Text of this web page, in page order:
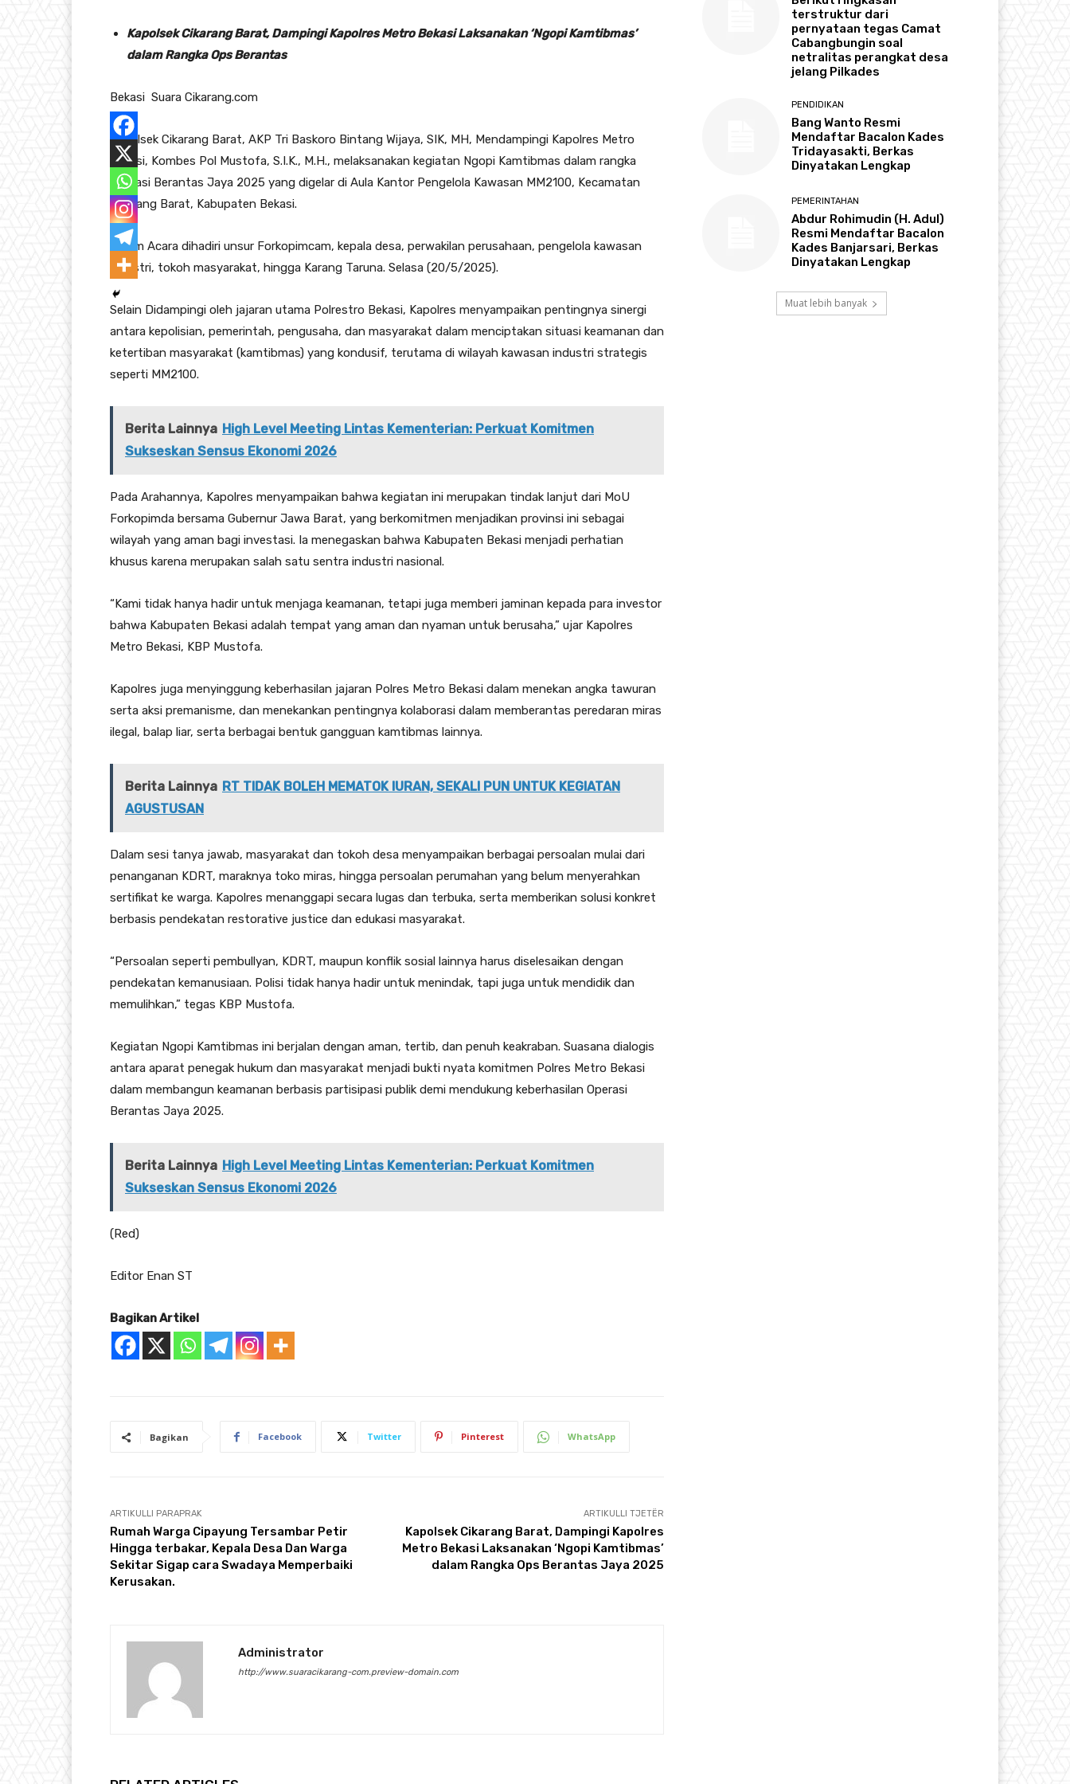
Kapolsek Cikarang Barat, Dampingi Kapolres Metro Bekasi Laksanakan ‘Ngopi Kamtibmas’
dalam Rangka Ops Berantas
Bekasi Suara Cikarang.com
Kapolsek Cikarang Barat, AKP Tri Baskoro Bintang Wijaya, SIK, MH, Mendampingi Kapolres Metro
Bekasi, Kombes Pol Mustofa, S.I.K., M.H., melaksanakan kegiatan Ngopi Kamtibmas dalam rangka
Operasi Berantas Jaya 2025 yang digelar di Aula Kantor Pengelola Kawasan MM2100, Kecamatan
Cikarang Barat, Kabupaten Bekasi.
Dalam Acara dihadiri unsur Forkopimcam, kepala desa, perwakilan perusahaan, pengelola kawasan
industri, tokoh masyarakat, hingga Karang Taruna. Selasa (20/5/2025).
Selain Didampingi oleh jajaran utama Polrestro Bekasi, Kapolres menyampaikan pentingnya sinergi
antara kepolisian, pemerintah, pengusaha, dan masyarakat dalam menciptakan situasi keamanan dan
ketertiban masyarakat (kamtibmas) yang kondusif, terutama di wilayah kawasan industri strategis
seperti MM2100.
Berita Lainnya High Level Meeting Lintas Kementerian: Perkuat Komitmen
Sukseskan Sensus Ekonomi 2026
Pada Arahannya, Kapolres menyampaikan bahwa kegiatan ini merupakan tindak lanjut dari MoU
Forkopimda bersama Gubernur Jawa Barat, yang berkomitmen menjadikan provinsi ini sebagai
wilayah yang aman bagi investasi. Ia menegaskan bahwa Kabupaten Bekasi menjadi perhatian
khusus karena merupakan salah satu sentra industri nasional.
“Kami tidak hanya hadir untuk menjaga keamanan, tetapi juga memberi jaminan kepada para investor
bahwa Kabupaten Bekasi adalah tempat yang aman dan nyaman untuk berusaha,” ujar Kapolres
Metro Bekasi, KBP Mustofa.
Kapolres juga menyinggung keberhasilan jajaran Polres Metro Bekasi dalam menekan angka tawuran
serta aksi premanisme, dan menekankan pentingnya kolaborasi dalam memberantas peredaran miras
ilegal, balap liar, serta berbagai bentuk gangguan kamtibmas lainnya.
Berita Lainnya RT TIDAK BOLEH MEMATOK IURAN, SEKALI PUN UNTUK KEGIATAN
AGUSTUSAN
Dalam sesi tanya jawab, masyarakat dan tokoh desa menyampaikan berbagai persoalan mulai dari
penanganan KDRT, maraknya toko miras, hingga persoalan perumahan yang belum menyerahkan
sertifikat ke warga. Kapolres menanggapi secara lugas dan terbuka, serta memberikan solusi konkret
berbasis pendekatan restorative justice dan edukasi masyarakat.
“Persoalan seperti pembullyan, KDRT, maupun konflik sosial lainnya harus diselesaikan dengan
pendekatan kemanusiaan. Polisi tidak hanya hadir untuk menindak, tapi juga untuk mendidik dan
memulihkan,” tegas KBP Mustofa.
Kegiatan Ngopi Kamtibmas ini berjalan dengan aman, tertib, dan penuh keakraban. Suasana dialogis
antara aparat penegak hukum dan masyarakat menjadi bukti nyata komitmen Polres Metro Bekasi
dalam membangun keamanan berbasis partisipasi publik demi mendukung keberhasilan Operasi
Berantas Jaya 2025.
Berita Lainnya High Level Meeting Lintas Kementerian: Perkuat Komitmen
Sukseskan Sensus Ekonomi 2026
(Red)
Editor Enan ST
Bagikan Artikel
Bagikan Facebook Twitter Pinterest WhatsApp
ARTIKULLI PARAPRAK
Rumah Warga Cipayung Tersambar Petir
Hingga terbakar, Kepala Desa Dan Warga
Sekitar Sigap cara Swadaya Memperbaiki
Kerusakan.
ARTIKULLI TJETËR
Kapolsek Cikarang Barat, Dampingi Kapolres
Metro Bekasi Laksanakan ‘Ngopi Kamtibmas’
dalam Rangka Ops Berantas Jaya 2025
Administrator
http://www.suaracikarang-com.preview-domain.com
terstruktur dari
pernyataan tegas Camat
Cabangbungin soal
netralitas perangkat desa
jelang Pilkades
PENDIDIKAN
Bang Wanto Resmi
Mendaftar Bacalon Kades
Tridayasakti, Berkas
Dinyatakan Lengkap
PEMERINTAHAN
Abdur Rohimudin (H. Adul)
Resmi Mendaftar Bacalon
Kades Banjarsari, Berkas
Dinyatakan Lengkap
Muat lebih banyak